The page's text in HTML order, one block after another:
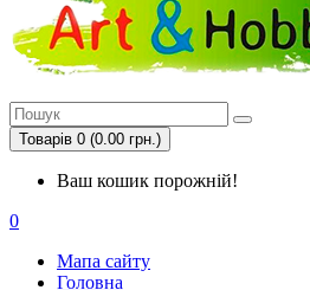
Товарів 0 (0.00 грн.)
Ваш кошик порожній!
0
Мапа сайту
Головна